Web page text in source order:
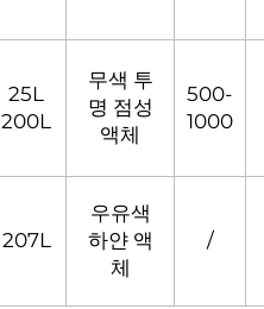
25L
200L
무색 투
명 점성
액체
500-
1000
207L
우유색
하얀 액
체
/